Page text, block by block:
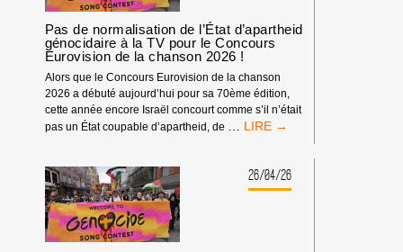
Pas de normalisation de l’État d’apartheid
génocidaire à la TV pour le Concours
Eurovision de la chanson 2026 !
Alors que le Concours Eurovision de la chanson
2026 a débuté aujourd’hui pour sa 70ème édition,
cette année encore Israël concourt comme s’il n’était
pas un État coupable d’apartheid, de
PAS
NORMALISATION
DE
L’ÉTAT
26/04/26